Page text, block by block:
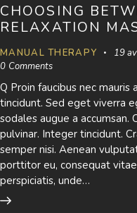
CHOOSING
RELAXATION
MANUAL THERAPY 19
0 Comments
Q Proin faucibus nec
tincidunt. Sed eget viverra
sodales augue a
pulvinar. Integer tincidunt.
semper nisi. Aenean
porttitor eu, consequat
perspiciatis, unde…